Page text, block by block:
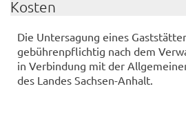
Kosten
Die Untersagung eines
gebührenpflichtig nach dem
in Verbindung mit der
des Landes Sachsen-Anhalt.